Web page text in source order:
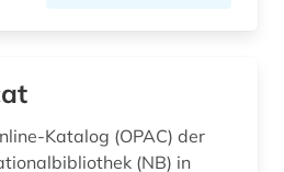
Katalog (OPAC) der
(NB) in